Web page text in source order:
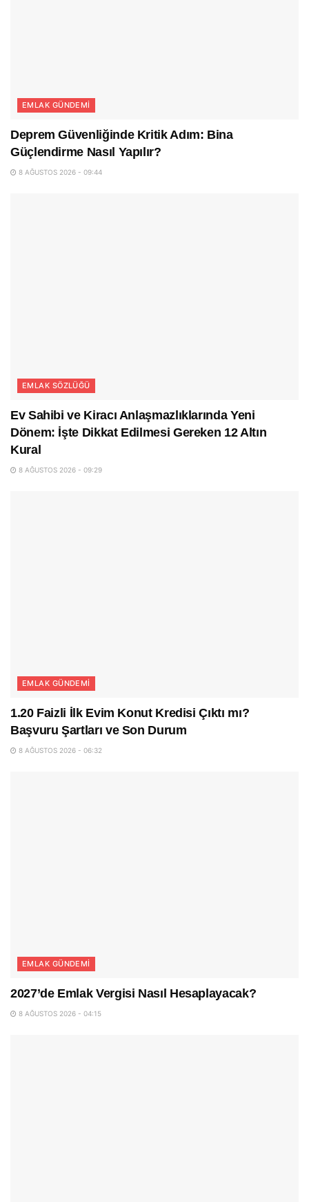
EMLAK GÜNDEMI
Deprem Güvenliğinde Kritik Adım: Bina
Güçlendirme Nasıl Yapılır?
8 AĞUSTOS 2026 - 09:44
EMLAK SÖZLÜĞÜ
Ev Sahibi ve Kiracı Anlaşmazlıklarında Yeni
Dönem: İşte Dikkat Edilmesi Gereken 12 Altın
Kural
8 AĞUSTOS 2026 - 09:29
EMLAK GÜNDEMI
1.20 Faizli İlk Evim Konut Kredisi Çıktı mı?
Başvuru Şartları ve Son Durum
8 AĞUSTOS 2026 - 06:32
EMLAK GÜNDEMI
2027’de Emlak Vergisi Nasıl Hesaplayacak?
8 AĞUSTOS 2026 - 04:15